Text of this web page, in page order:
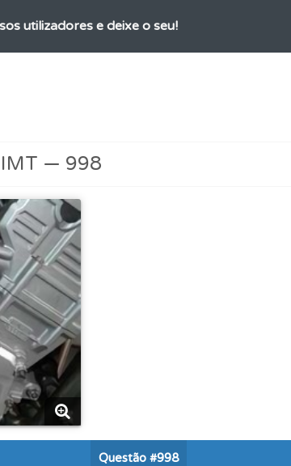
utilizadores e deixe o seu!
no seu perfil.
com a plataforma.
para ir a exame.
IMT — 998
Questão #998